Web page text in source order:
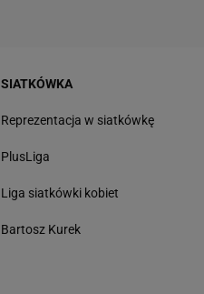
SIATKÓWKA
Reprezentacja w siatkówkę
PlusLiga
Liga siatkówki kobiet
Bartosz Kurek